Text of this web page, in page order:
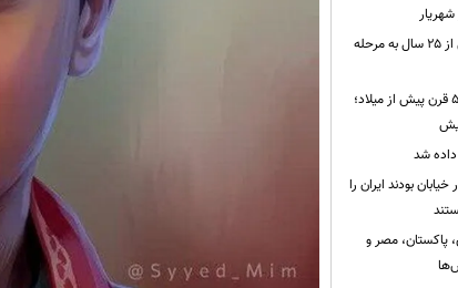
شهریار
پل شهرستان پل‌سفید پس از ۲۵ سال به مرحله
گستره امپراتوری ایران در ۵ قرن پیش از میلاد؛
شد
بودند ایران را
پاکستان، مصر و